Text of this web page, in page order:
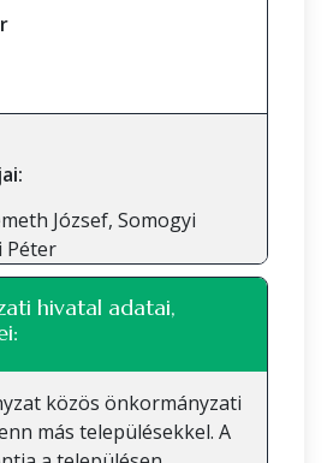
József, Somogyi
Péter
hivatal adatai,
közös önkormányzati
más településekkel. A